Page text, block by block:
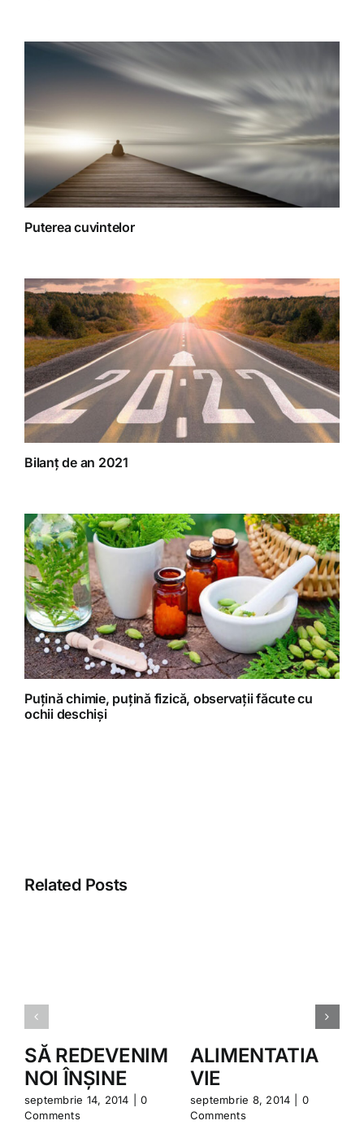
Puterea cuvintelor
Bilanț de an 2021
Puțină chimie, puțină fizică, observații făcute cu
ochii deschiși
Related Posts
SĂ REDEVENIM
NOI ÎNȘINE
septembrie 14, 2014
0
Comments
ALIMENTATIA
VIE
septembrie 8, 2014
0
Comments